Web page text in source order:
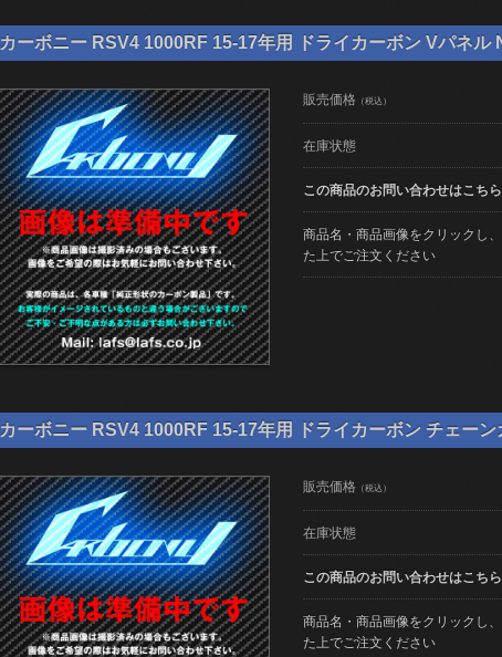
カーボニー RSV4 1000RF 15-17年用 ドライカーボン Vパネル
販売価格 （税込）
在庫状態
この商品のお問い合わせはこちら
商品名・商品画像をクリックし
た上でご注文ください
カーボニー RSV4 1000RF 15-17年用 ドライカーボン チェー
販売価格 （税込）
在庫状態
この商品のお問い合わせはこちら
商品名・商品画像をクリックし
た上でご注文ください